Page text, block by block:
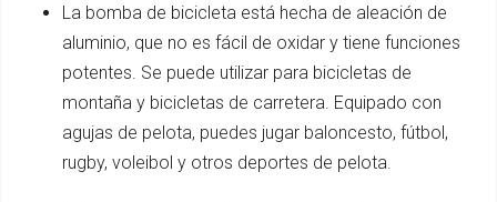
La bomba de bicicleta está hecha de aleación de
aluminio, que no es fácil de oxidar y tiene funciones
potentes. Se puede utilizar para bicicletas de
montaña y bicicletas de carretera. Equipado con
agujas de pelota, puedes jugar baloncesto, fútbol, ​​
rugby, voleibol y otros deportes de pelota.